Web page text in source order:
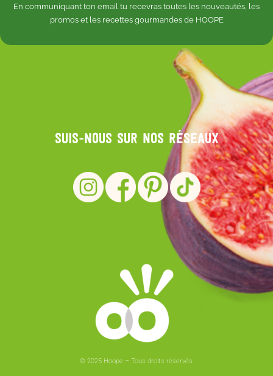
En communiquant ton email tu recevras toutes les nouveautés, les
promos et les recettes gourmandes de HOOPE
Suis-nous sur nos réseaux
© 2025 Hoope – Tous droits réservés.